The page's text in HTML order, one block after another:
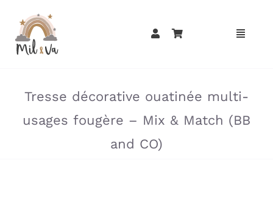
contenu
Tresse décorative ouatinée multi-
usages fougère – Mix & Match (BB
and CO)